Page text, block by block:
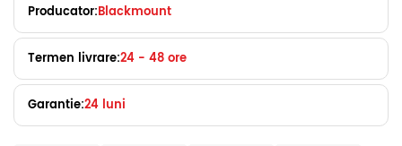
Producator:Blackmount
Termen livrare:24 - 48 ore
Garantie:24 luni